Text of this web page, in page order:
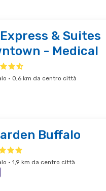
& Suites
- Medical
· 0,6 km da centro città
Buffalo
· 1,9 km da centro città